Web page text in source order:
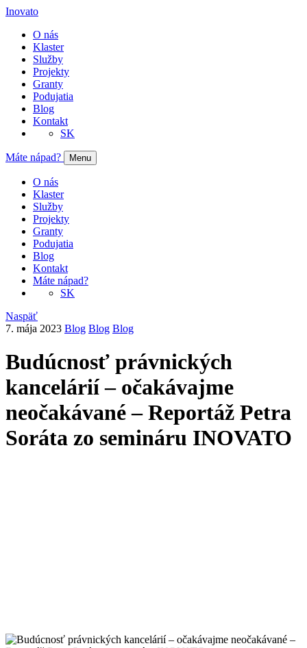
Inovato
O nás
Klaster
Služby
Projekty
Granty
Podujatia
Blog
Kontakt
SK
Máte nápad? Menu
O nás
Klaster
Služby
Projekty
Granty
Podujatia
Blog
Kontakt
Máte nápad?
SK
Naspäť
7. mája 2023 Blog Blog Blog
Budúcnosť právnických
kancelárií – očakávajme
neočakávané – Reportáž Petra
Soráta zo semináru INOVATO